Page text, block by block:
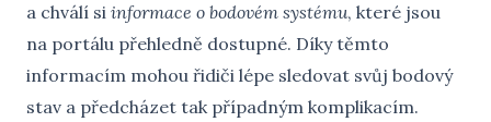
a chválí si informace o bodovém systému, které jsou
na portálu přehledně dostupné. Díky těmto
informacím mohou řidiči lépe sledovat svůj bodový
stav a předcházet tak případným komplikacím.